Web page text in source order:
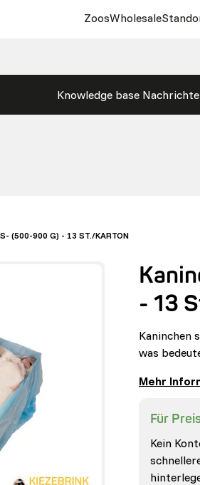
ZoosWholesale
Knowledge base
S- (500-900 G) - 13 ST./KARTON
- 13
Kaninchen
was
Mehr
Für
Kein